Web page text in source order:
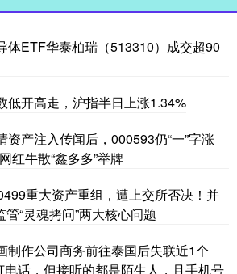
体ETF华泰柏瑞（513310）成交超90
低开高走，沪指半日上涨1.34%
资产注入传闻后，000593仍“一”字涨
红牛散“鑫多多”举牌
重大资产重组，遭上交所否决！并
“灵魂拷问”两大核心问题
制作公司商务前往泰国后失联近1个
电话，但接听的都是陌生人，且手机号